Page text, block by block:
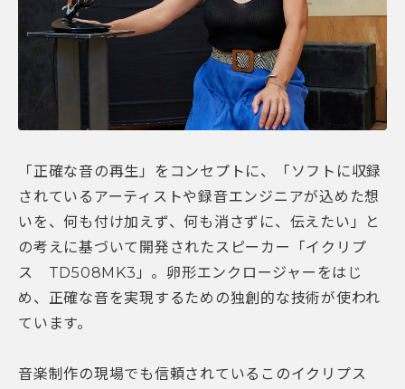
「正確な音の再生」をコンセプトに、「ソフトに収録
されているアーティストや録音エンジニアが込めた想
いを、何も付け加えず、何も消さずに、伝えたい」と
の考えに基づいて開発されたスピーカー「イクリプ
ス TD508MK3」。卵形エンクロージャーをはじ
め、正確な音を実現するための独創的な技術が使われ
ています。
音楽制作の現場でも信頼されているこのイクリプス